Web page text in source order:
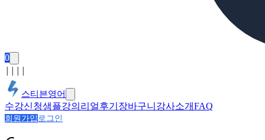
0
스티븐영어
수강신청샘플강의 리얼후기 장바구니 강사소개FAQ
회원가입 로그인